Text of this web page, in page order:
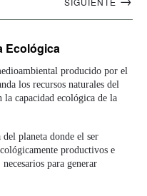
Ecológica
producido por el
los recursos naturales del
la capacidad ecológica de la
planeta donde el ser
productivos e
para generar